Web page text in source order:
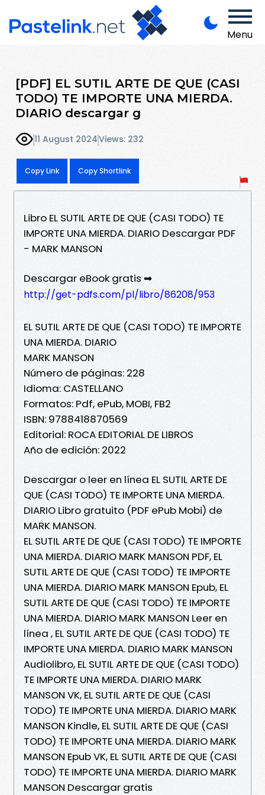
Menu
[PDF] EL SUTIL ARTE DE QUE (CASI
TODO) TE IMPORTE UNA MIERDA.
DIARIO descargar g
11 August 2024Views: 232
Copy Link Copy Shortlink
Libro EL SUTIL ARTE DE QUE (CASI TODO) TE
IMPORTE UNA MIERDA. DIARIO Descargar PDF
- MARK MANSON
Descargar eBook gratis ➡
http://get-pdfs.com/pl/libro/86208/953
EL SUTIL ARTE DE QUE (CASI TODO) TE IMPORTE
UNA MIERDA. DIARIO
MARK MANSON
Número de páginas: 228
Idioma: CASTELLANO
Formatos: Pdf, ePub, MOBI, FB2
ISBN: 9788418870569
Editorial: ROCA EDITORIAL DE LIBROS
Año de edición: 2022
Descargar o leer en línea EL SUTIL ARTE DE
QUE (CASI TODO) TE IMPORTE UNA MIERDA.
DIARIO Libro gratuito (PDF ePub Mobi) de
MARK MANSON.
EL SUTIL ARTE DE QUE (CASI TODO) TE IMPORTE
UNA MIERDA. DIARIO MARK MANSON PDF, EL
SUTIL ARTE DE QUE (CASI TODO) TE IMPORTE
UNA MIERDA. DIARIO MARK MANSON Epub, EL
SUTIL ARTE DE QUE (CASI TODO) TE IMPORTE
UNA MIERDA. DIARIO MARK MANSON Leer en
línea , EL SUTIL ARTE DE QUE (CASI TODO) TE
IMPORTE UNA MIERDA. DIARIO MARK MANSON
Audiolibro, EL SUTIL ARTE DE QUE (CASI TODO)
TE IMPORTE UNA MIERDA. DIARIO MARK
MANSON VK, EL SUTIL ARTE DE QUE (CASI
TODO) TE IMPORTE UNA MIERDA. DIARIO MARK
MANSON Kindle, EL SUTIL ARTE DE QUE (CASI
TODO) TE IMPORTE UNA MIERDA. DIARIO MARK
MANSON Epub VK, EL SUTIL ARTE DE QUE (CASI
TODO) TE IMPORTE UNA MIERDA. DIARIO MARK
MANSON Descargar gratis